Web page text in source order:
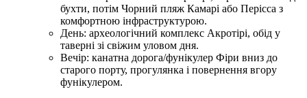
бухти, потім Чорний пляж Камарі або Перісса з
комфортною інфраструктурою.
День: археологічний комплекс Акротірі, обід у
таверні зі свіжим уловом дня.
Вечір: канатна дорога/фунікулер Фіри вниз до
старого порту, прогулянка і повернення вгору
фунікулером.